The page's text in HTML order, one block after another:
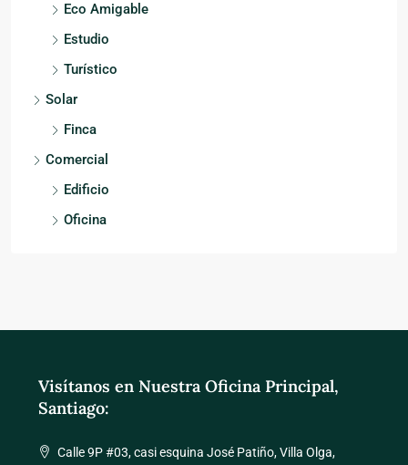
Eco Amigable
Estudio
Turístico
Solar
Finca
Comercial
Edificio
Oficina
Visítanos en Nuestra Oficina Principal,
Santiago:
Calle 9P #03, casi esquina José Patiño, Villa Olga,